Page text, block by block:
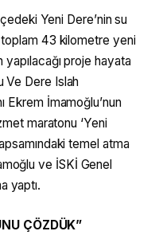
Yeni Dere’nin su
toplam 43 kilometre yeni
proje hayata
Ve Dere Islah
Ekrem İmamoğlu’nun
maratonu ‘Yeni
temel atma
ve İSKİ Genel
yaptı.
ÇÖZDÜK”